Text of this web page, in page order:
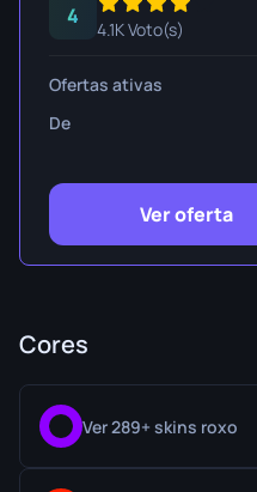
4
4.1K Voto(s)
Ofertas ativas
De
Ver oferta
Cores
Ver 289+ skins roxo